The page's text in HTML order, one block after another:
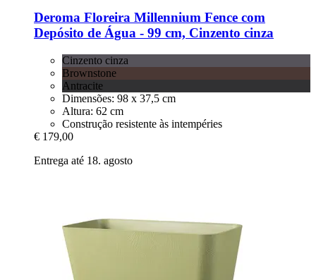
Deroma Floreira Millennium Fence com
Depósito de Água -​ 99 cm, Cinzento cinza
Cinzento cinza
Brownstone
Antracite
Dimensões: 98 x 37,5 cm
Altura: 62 cm
Construção resistente às intempéries
€ 179,00
Entrega até 18. agosto